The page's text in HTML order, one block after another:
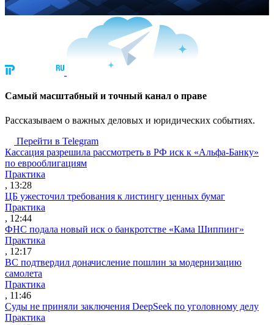
Cамый масштабный и точный канал о праве
Рассказываем о важных деловых и юридических событиях.
Перейти в Telegram
Кассация разрешила рассмотреть в РФ иск к «Альфа-Банку»
по еврооблигациям
Практика
, 13:28
ЦБ ужесточил требования к листингу ценных бумаг
Практика
, 12:44
ФНС подала новый иск о банкротстве «Кама Шиппинг»
Практика
, 12:17
ВС подтвердил доначисление пошлин за модернизацию
самолета
Практика
, 11:46
Суды не приняли заключения DeepSeek по уголовному делу
Практика